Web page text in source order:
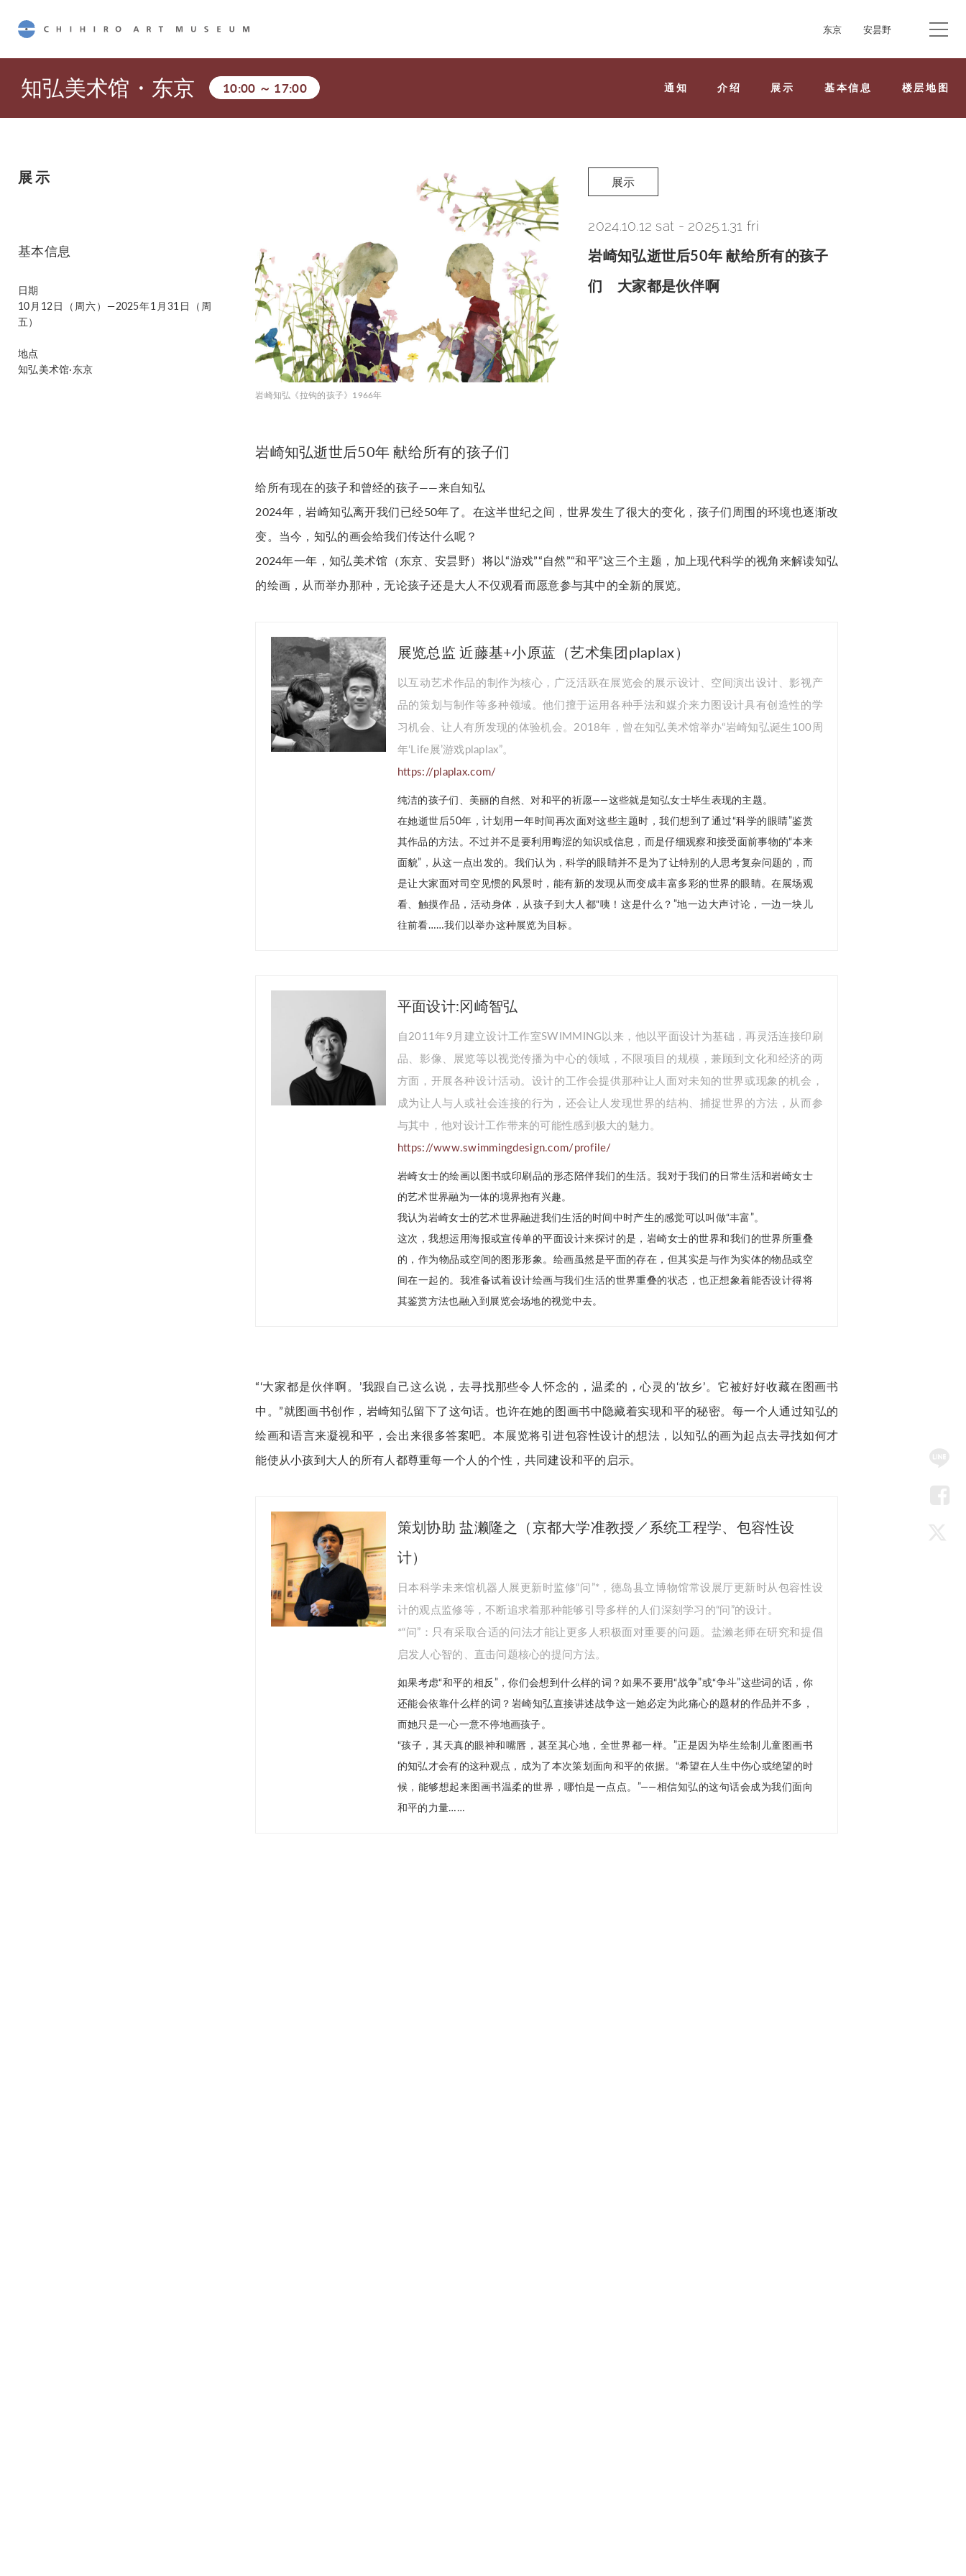
东京 安昙野
知弘美术馆・东京 10:00 ～ 17:00 通知 介绍 展示 基本信息 楼层地图
岩崎知弘《拉钩的孩子》1966年
展示
2024.10.12 sat - 2025.1.31 fri
岩崎知弘逝世后50年 献给所有的孩子
们 大家都是伙伴啊
岩崎知弘逝世后50年 献给所有的孩子们
给所有现在的孩子和曾经的孩子——来自知弘
2024年，岩崎知弘离开我们已经50年了。在这半世纪之间，世界发生了很大的变化，孩子们周围的环境也逐渐改
变。当今，知弘的画会给我们传达什么呢？
2024年一年，知弘美术馆（东京、安昙野）将以“游戏”“自然”“和平”这三个主题，加上现代科学的视角来解读知弘
的绘画，从而举办那种，无论孩子还是大人不仅观看而愿意参与其中的全新的展览。
展览总监 近藤基+小原蓝（艺术集团plaplax）
以互动艺术作品的制作为核心，广泛活跃在展览会的展示设计、空间演出设计、影视产
品的策划与制作等多种领域。他们擅于运用各种手法和媒介来力图设计具有创造性的学
习机会、让人有所发现的体验机会。2018年，曾在知弘美术馆举办“岩崎知弘诞生100周
年‘Life展’游戏plaplax”。
https://plaplax.com/
纯洁的孩子们、美丽的自然、对和平的祈愿——这些就是知弘女士毕生表现的主题。
在她逝世后50年，计划用一年时间再次面对这些主题时，我们想到了通过“科学的眼睛”鉴赏
其作品的方法。不过并不是要利用晦涩的知识或信息，而是仔细观察和接受面前事物的“本来
面貌”，从这一点出发的。我们认为，科学的眼睛并不是为了让特别的人思考复杂问题的，而
是让大家面对司空见惯的风景时，能有新的发现从而变成丰富多彩的世界的眼睛。在展场观
看、触摸作品，活动身体，从孩子到大人都“咦！这是什么？”地一边大声讨论，一边一块儿
往前看……我们以举办这种展览为目标。
平面设计:冈崎智弘
自2011年9月建立设计工作室SWIMMING以来，他以平面设计为基础，再灵活连接印刷
品、影像、展览等以视觉传播为中心的领域，不限项目的规模，兼顾到文化和经济的两
方面，开展各种设计活动。设计的工作会提供那种让人面对未知的世界或现象的机会，
成为让人与人或社会连接的行为，还会让人发现世界的结构、捕捉世界的方法，从而参
与其中，他对设计工作带来的可能性感到极大的魅力。
https://www.swimmingdesign.com/profile/
岩崎女士的绘画以图书或印刷品的形态陪伴我们的生活。我对于我们的日常生活和岩崎女士
的艺术世界融为一体的境界抱有兴趣。
我认为岩崎女士的艺术世界融进我们生活的时间中时产生的感觉可以叫做“丰富”。
这次，我想运用海报或宣传单的平面设计来探讨的是，岩崎女士的世界和我们的世界所重叠
的，作为物品或空间的图形形象。绘画虽然是平面的存在，但其实是与作为实体的物品或空
间在一起的。我准备试着设计绘画与我们生活的世界重叠的状态，也正想象着能否设计得将
其鉴赏方法也融入到展览会场地的视觉中去。
“‘大家都是伙伴啊。’我跟自己这么说，去寻找那些令人怀念的，温柔的，心灵的‘故乡’。它被好好收藏在图画书
中。”就图画书创作，岩崎知弘留下了这句话。也许在她的图画书中隐藏着实现和平的秘密。每一个人通过知弘的
绘画和语言来凝视和平，会出来很多答案吧。本展览将引进包容性设计的想法，以知弘的画为起点去寻找如何才
能使从小孩到大人的所有人都尊重每一个人的个性，共同建设和平的启示。
策划协助 盐濑隆之（京都大学准教授／系统工程学、包容性设
计）
日本科学未来馆机器人展更新时监修“问”*，德岛县立博物馆常设展厅更新时从包容性设
计的观点监修等，不断追求着那种能够引导多样的人们深刻学习的“问”的设计。
*“问”：只有采取合适的问法才能让更多人积极面对重要的问题。盐濑老师在研究和提倡
启发人心智的、直击问题核心的提问方法。
如果考虑“和平的相反”，你们会想到什么样的词？如果不要用“战争”或“争斗”这些词的话，你
还能会依靠什么样的词？岩崎知弘直接讲述战争这一她必定为此痛心的题材的作品并不多，
而她只是一心一意不停地画孩子。
“孩子，其天真的眼神和嘴唇，甚至其心地，全世界都一样。”正是因为毕生绘制儿童图画书
的知弘才会有的这种观点，成为了本次策划面向和平的依据。“希望在人生中伤心或绝望的时
候，能够想起来图画书温柔的世界，哪怕是一点点。”——相信知弘的这句话会成为我们面向
和平的力量……
展示
基本信息
日期
10月12日（周六）—2025年1月31日（周
五）
地点
知弘美术馆·东京